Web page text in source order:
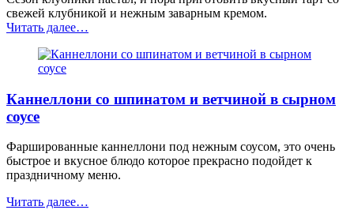
свежей клубникой и нежным заварным кремом.
Читать далее“Тарт
клубникой
кремом”
…
Каннеллони со шпинатом и ветчиной в сырном
соусе
Фаршированные каннеллони под нежным соусом, это очень
быстрое и вкусное блюдо которое прекрасно подойдет к
праздничному меню.
Читать далее“Каннеллони
…